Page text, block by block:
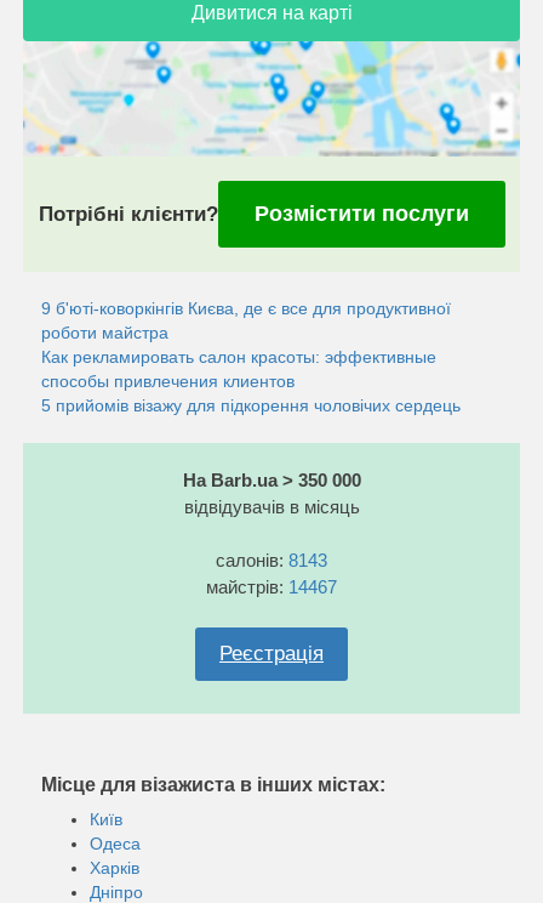
Дивитися на карті
Потрібні клієнти? Розмістити послуги
9 б'юті-коворкінгів Києва, де є все для продуктивної
роботи майстра
Как рекламировать салон красоты: эффективные
способы привлечения клиентов
5 прийомів візажу для підкорення чоловічих сердець
На Barb.ua > 350 000
відвідувачів в місяць
салонів: 8143
майстрів: 14467
Реєстрація
Місце для візажиста в інших містах:
Київ
Одеса
Харків
Дніпро